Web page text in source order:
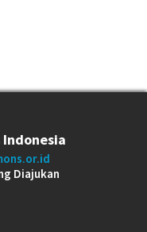
Diajukan